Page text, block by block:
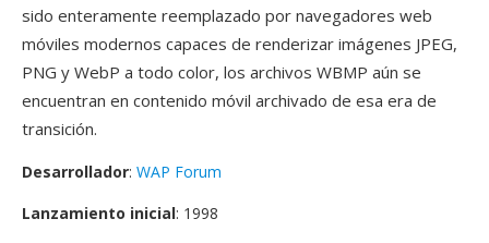
sido enteramente reemplazado por navegadores web
móviles modernos capaces de renderizar imágenes JPEG,
PNG y WebP a todo color, los archivos WBMP aún se
encuentran en contenido móvil archivado de esa era de
transición.
Desarrollador: WAP Forum
Lanzamiento inicial: 1998